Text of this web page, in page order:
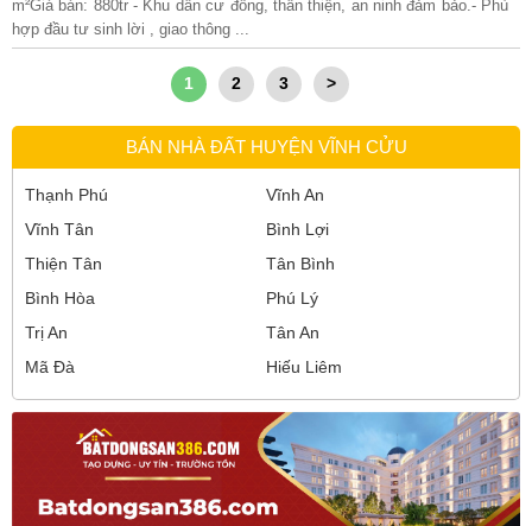
m²Giá bán: 880tr - Khu dân cư đông, thân thiện, an ninh đảm bảo.- Phù
hợp đầu tư sinh lời , giao thông ...
1 2 3 >
BÁN NHÀ ĐẤT HUYỆN VĨNH CỬU
Thạnh Phú
Vĩnh An
Vĩnh Tân
Bình Lợi
Thiện Tân
Tân Bình
Bình Hòa
Phú Lý
Trị An
Tân An
Mã Đà
Hiếu Liêm